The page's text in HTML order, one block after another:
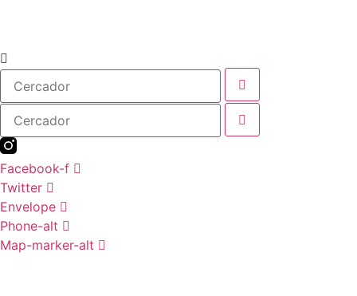
Cercador
Cercador
Facebook-f
Twitter
Envelope
Phone-alt
Map-marker-alt